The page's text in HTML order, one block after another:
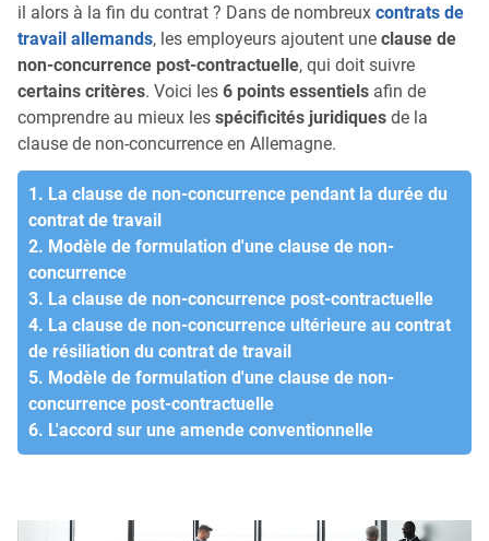
il alors à la fin du contrat ? Dans de nombreux contrats de
travail allemands, les employeurs ajoutent une clause de
non-concurrence post-contractuelle, qui doit suivre
certains critères. Voici les 6 points essentiels afin de
comprendre au mieux les spécificités juridiques de la
clause de non-concurrence en Allemagne.
1. La clause de non-concurrence pendant la durée du
contrat de travail
2. Modèle de formulation d'une clause de non-
concurrence
3. La clause de non-concurrence post-contractuelle
4. La clause de non-concurrence ultérieure au contrat
de résiliation du contrat de travail
5. Modèle de formulation d'une clause de non-
concurrence post-contractuelle
6. L'accord sur une amende conventionnelle